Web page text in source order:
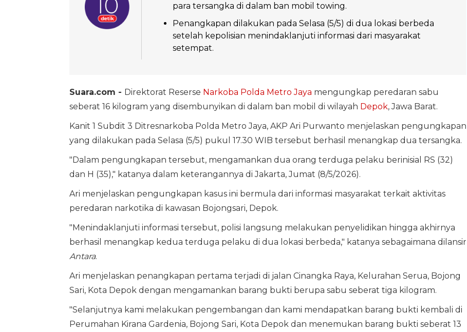
para tersangka di dalam ban mobil towing.
Penangkapan dilakukan pada Selasa (5/5) di dua lokasi berbeda
setelah kepolisian menindaklanjuti informasi dari masyarakat
setempat.
Suara.com - Direktorat Reserse Narkoba Polda Metro Jaya mengungkap peredaran sabu
seberat 16 kilogram yang disembunyikan di dalam ban mobil di wilayah Depok, Jawa Barat.
Kanit 1 Subdit 3 Ditresnarkoba Polda Metro Jaya, AKP Ari Purwanto menjelaskan pengungkapan
yang dilakukan pada Selasa (5/5) pukul 17.30 WIB tersebut berhasil menangkap dua tersangka.
"Dalam pengungkapan tersebut, mengamankan dua orang terduga pelaku berinisial RS (32)
dan H (35)," katanya dalam keterangannya di Jakarta, Jumat (8/5/2026).
Ari menjelaskan pengungkapan kasus ini bermula dari informasi masyarakat terkait aktivitas
peredaran narkotika di kawasan Bojongsari, Depok.
"Menindaklanjuti informasi tersebut, polisi langsung melakukan penyelidikan hingga akhirnya
berhasil menangkap kedua terduga pelaku di dua lokasi berbeda," katanya sebagaimana dilansir
Antara.
Ari menjelaskan penangkapan pertama terjadi di jalan Cinangka Raya, Kelurahan Serua, Bojong
Sari, Kota Depok dengan mengamankan barang bukti berupa sabu seberat tiga kilogram.
"Selanjutnya kami melakukan pengembangan dan kami mendapatkan barang bukti kembali di
Perumahan Kirana Gardenia, Bojong Sari, Kota Depok dan menemukan barang bukti seberat 13